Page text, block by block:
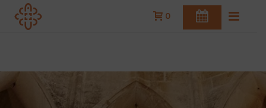
0
ACHETER
VOTRE BILLET